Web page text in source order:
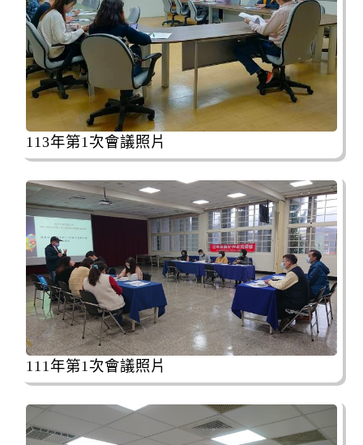
08月09日 23:00
停水
2026-08-03, 10:01│台灣自來水公司
辦理龍潭給水廠高壓電氣設備檢驗 等三合一工
程
113年第1次會議照片
111年第1次會議照片